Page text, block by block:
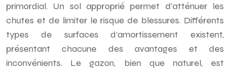
primordial. Un sol approprié permet d’atténuer les
chutes et de limiter le risque de blessures. Différents
types de surfaces d’amortissement existent,
présentant chacune des avantages et des
inconvénients. Le gazon, bien que naturel, est